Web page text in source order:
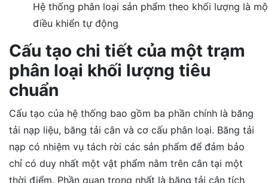
Hệ thống phân loại sản phẩm theo khối lượng là
điều khiển tự động
Cấu tạo chi tiết của một trạm
phân loại khối lượng tiêu
chuẩn
Cấu tạo của hệ thống bao gồm ba phần chính là băng
tải nạp liệu, băng tải cân và cơ cấu phân loại. Băng tải
nạp có nhiệm vụ tách rời các sản phẩm để đảm bảo
chỉ có duy nhất một vật phẩm nằm trên cân tại một
thời điểm. Phần quan trọng nhất là băng tải cân tích